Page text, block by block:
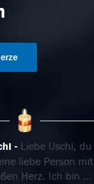
Liebe Uschi, du
liebe Person mit
Herz. Ich bin ...